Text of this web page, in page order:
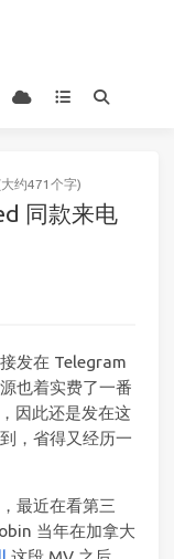
约471个字)
同款来电
发在 Telegram
也着实费了一番
因此还是发在这
，省得又经历一
最近在看第三
当年在加拿大